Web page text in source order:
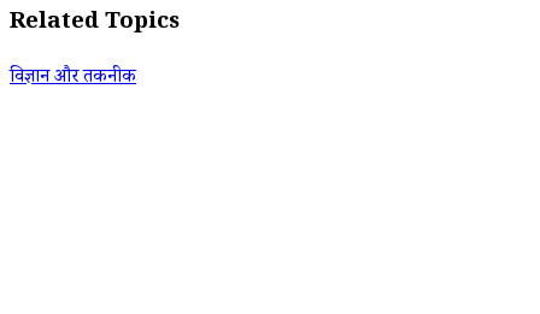
Related Topics
विज्ञान और तकनीक